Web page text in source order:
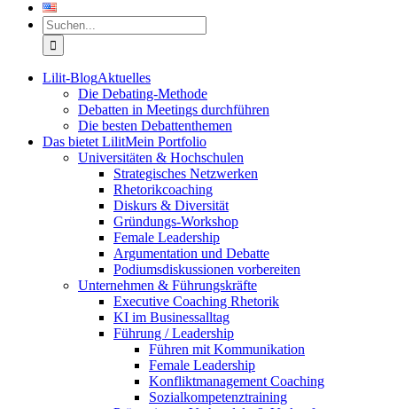
Suche
nach:
Lilit-BlogAktuelles
Die Debating-Methode
Debatten in Meetings durchführen
Die besten Debattenthemen
Das bietet LilitMein Portfolio
Universitäten & Hochschulen
Strategisches Netzwerken
Rhetorikcoaching
Diskurs & Diversität
Gründungs-Workshop
Female Leadership
Argumentation und Debatte
Podiumsdiskussionen vorbereiten
Unternehmen & Führungskräfte
Executive Coaching Rhetorik
KI im Businessalltag
Führung / Leadership
Führen mit Kommunikation
Female Leadership
Konfliktmanagement Coaching
Sozialkompetenztraining